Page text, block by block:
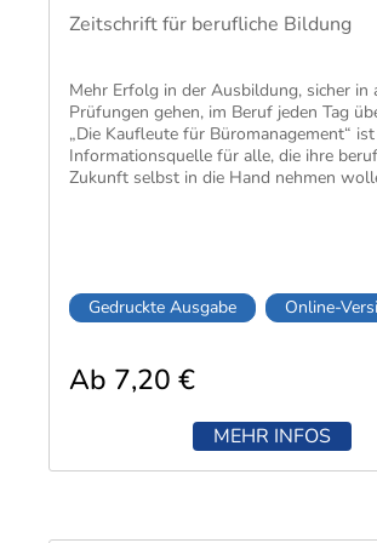
(PDF) DATEV-kompatibel Alle Datenbankinhalte
dieses Moduls können Sie auch über die
Ihre Recherche ungemein.
Zeitschrift für berufliche Bildung
Mehr Erfolg in der Ausbildung, sicher in
Prüfungen gehen, im Beruf jeden Tag
„Die Kaufleute für Büromanagement“
Informationsquelle für alle, die ihre
Zukunft selbst in die Hand nehmen
Gedruckte Ausgabe Online-
Ab 7,20 €
MEHR INFOS